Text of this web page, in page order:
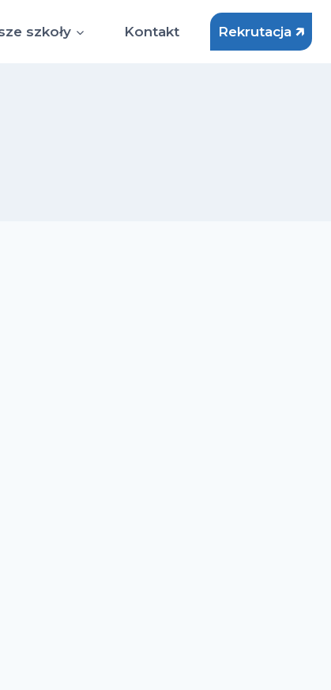
szkoły Kontakt Rekrutacja 🡵